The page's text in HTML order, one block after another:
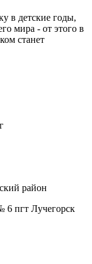
в детские годы,
мира - от этого в
станет
район
пгт Лучегорск